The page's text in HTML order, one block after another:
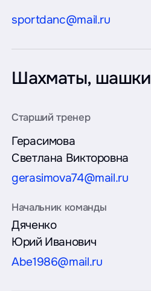
sportdanc@mail.ru
Шахматы, шашки
Герасимова
Светлана Викторовна
gerasimova74@mail.ru
Дяченко
Юрий Иванович
Abe1986@mail.ru